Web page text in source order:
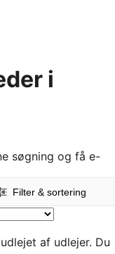
i
søgning og få e-
Filter & sortering
af udlejer. Du